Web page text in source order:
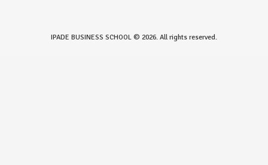
IPADE BUSINESS SCHOOL © 2026. All rights reserved.